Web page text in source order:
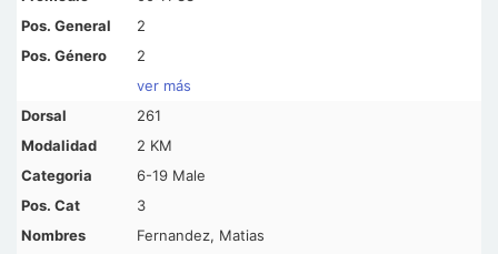
2
2
ver más
261
2 KM
6-19 Male
3
Fernandez, Matias